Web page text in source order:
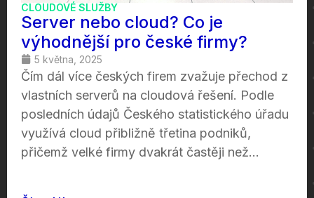
CLOUDOVÉ SLUŽBY
Server nebo cloud? Co je
výhodnější pro české firmy?
5 května, 2025
Čím dál více českých firem zvažuje přechod z
vlastních serverů na cloudová řešení. Podle
posledních údajů Českého statistického úřadu
využívá cloud přibližně třetina podniků,
přičemž velké firmy dvakrát častěji než...